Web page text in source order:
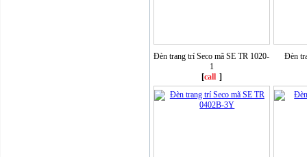
Đèn trang trí Seco mã SE TR 1020-
1
[call ]
Đèn